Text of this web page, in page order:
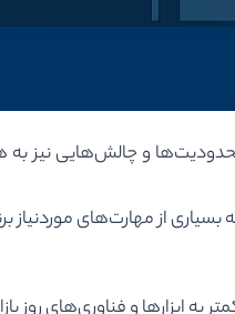
و چالش‌هایی نیز به
از مهارت‌های موردنیاز